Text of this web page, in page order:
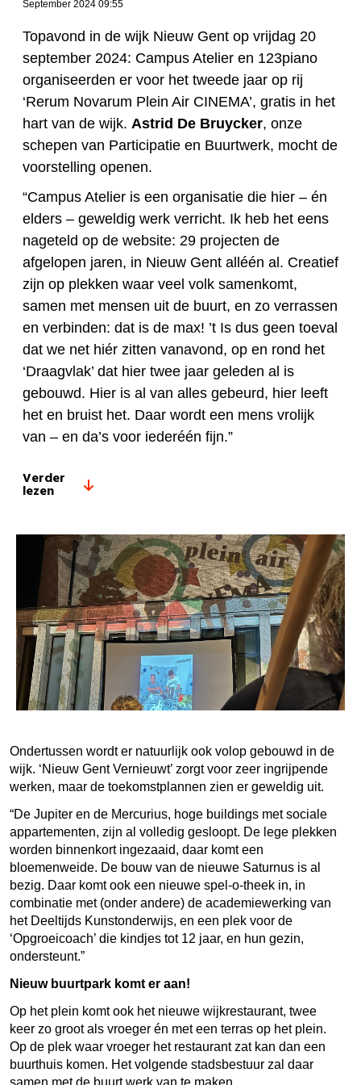
September 2024 09:55
Topavond in de wijk Nieuw Gent op vrijdag 20
september 2024: Campus Atelier en 123piano
organiseerden er voor het tweede jaar op rij
‘Rerum Novarum Plein Air CINEMA’, gratis in het
hart van de wijk. Astrid De Bruycker, onze
schepen van Participatie en Buurtwerk, mocht de
voorstelling openen.
“Campus Atelier is een organisatie die hier – én
elders – geweldig werk verricht. Ik heb het eens
nageteld op de website: 29 projecten de
afgelopen jaren, in Nieuw Gent alléén al. Creatief
zijn op plekken waar veel volk samenkomt,
samen met mensen uit de buurt, en zo verrassen
en verbinden: dat is de max! ’t Is dus geen toeval
dat we net hiér zitten vanavond, op en rond het
‘Draagvlak’ dat hier twee jaar geleden al is
gebouwd. Hier is al van alles gebeurd, hier leeft
het en bruist het. Daar wordt een mens vrolijk
van – en da’s voor iederéén fijn.”
Verder
lezen
Ondertussen wordt er natuurlijk ook volop gebouwd in de
wijk. ‘Nieuw Gent Vernieuwt’ zorgt voor zeer ingrijpende
werken, maar de toekomstplannen zien er geweldig uit.
“De Jupiter en de Mercurius, hoge buildings met sociale
appartementen, zijn al volledig gesloopt. De lege plekken
worden binnenkort ingezaaid, daar komt een
bloemenweide. De bouw van de nieuwe Saturnus is al
bezig. Daar komt ook een nieuwe spel-o-theek in, in
combinatie met (onder andere) de academiewerking van
het Deeltijds Kunstonderwijs, en een plek voor de
‘Opgroeicoach’ die kindjes tot 12 jaar, en hun gezin,
ondersteunt.”
Nieuw buurtpark komt er aan!
Op het plein komt ook het nieuwe wijkrestaurant, twee
keer zo groot als vroeger én met een terras op het plein.
Op de plek waar vroeger het restaurant zat kan dan een
buurthuis komen. Het volgende stadsbestuur zal daar
samen met de buurt werk van te maken.